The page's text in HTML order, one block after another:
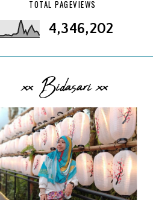
TOTAL PAGEVIEWS
4,346,202
xx Bidasari xx